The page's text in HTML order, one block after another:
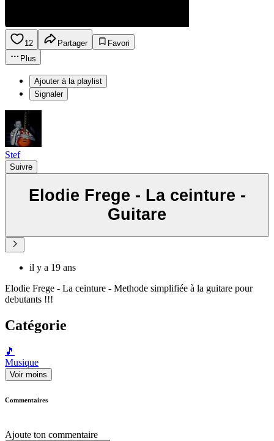
12 Partager
Favori
Plus
Ajouter à la playlist
Signaler
Stef
Suivre
Elodie Frege - La ceinture -
Guitare
il y a 19 ans
Elodie Frege - La ceinture - Methode simplifiée à la guitare pour
debutants !!!
Catégorie
🎵
Musique
Voir moins
Commentaires
Ajoute ton commentaire